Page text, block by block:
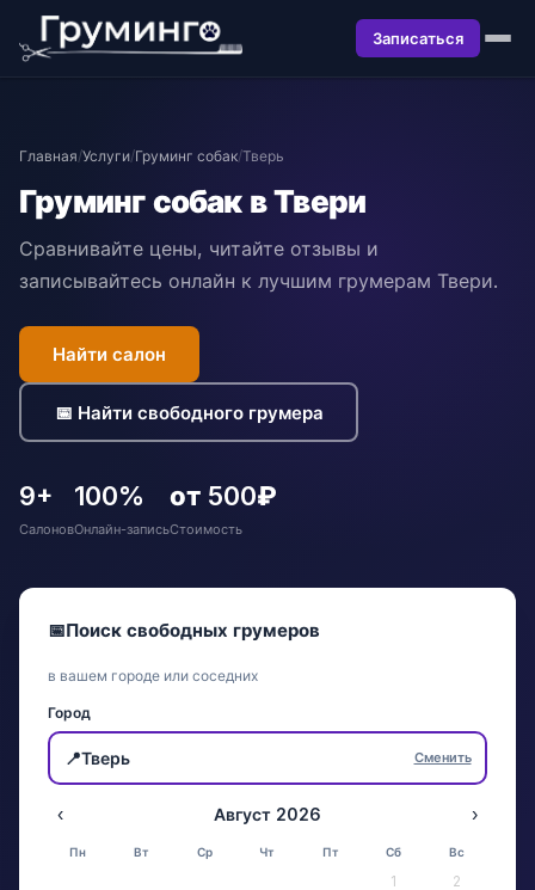
Записаться
Главная/Услуги/Груминг собак/Тверь
Груминг собак в Твери
Сравнивайте цены, читайте отзывы и
записывайтесь онлайн к лучшим грумерам Твери.
Найти салон
📅 Найти свободного грумера
9+
Салонов
100%
Онлайн-запись
от 500₽
Стоимость
📅Поиск свободных грумеров
в вашем городе или соседних
Город
📍Тверь Сменить
‹ Август 2026 ›
Пн Вт Ср Чт Пт Сб Вс
1
2